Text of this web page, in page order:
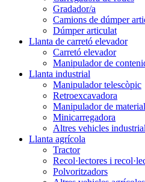
Gradador/a
Camions de dúmper
Dúmper articulat
Llanta de carretó elevador
Carretó elevador
Manipulador de
Llanta industrial
Manipulador telescòpic
Retroexcavadora
Manipulador de
Minicarregadora
Altres vehicles
Llanta agrícola
Tractor
Recol·lectores i
Polvoritzadors